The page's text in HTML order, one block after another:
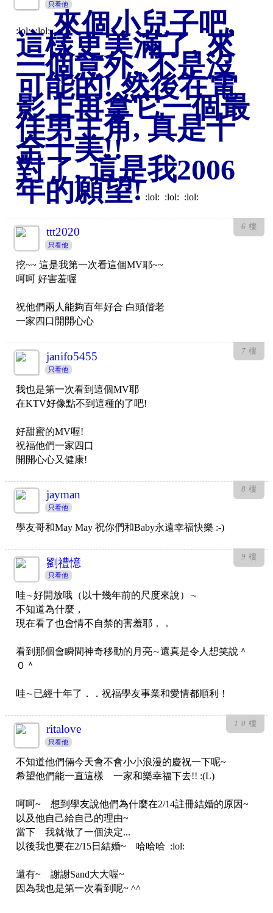
只看他
:lol: :lol:來個小兒子吧,
這樣更美滿了, 來
一個意外, 不是沒
可能的! 然後在電
影上再拿它一個最
佳男主角, 真是十
全十美!!
對了, 這是我2006
年的願望! :lol: :lol: :lol:
6 樓
ttt2020
只看他
挖~~ 這是我第一次看這個MV耶~~
呵呵 好害羞喔
祝他們兩人能夠百年好合 白頭偕老
一家四口開開心心
7 樓
janifo5455
只看他
我也是第一次看到這個MV耶
在KTV好像點不到這種的了吧!
好甜蜜的MV喔!
祝福他們一家四口
開開心心又健康!
8 樓
jayman
只看他
學友哥和May May 祝你們和Baby永遠幸福快樂 :-)
9 樓
劉禮憶
只看他
哇∼好開放哦（以十幾年前的尺度來說）∼
不知道為什麼，
現在看了也會情不自禁的害羞耶．．
看到那個會瞬間神奇移動的月亮∼還真是令人想笑說＾
０＾
哇∼已經十年了．．祝福學友事業和愛情都順利！
10 樓
ritalove
只看他
不知道他們倆今天會不會小小浪漫的慶祝一下呢~
希望他們能一直這樣 一家和樂幸福下去!! :(L)
呵呵~ 想到學友說他們為什麼在2/14註冊結婚的原因~
以及他自己給自己的理由~
當下 我就做了一個決定...
以後我也要在2/15日結婚~ 哈哈哈 :lol:
還有~ 謝謝Sand大大喔~
因為我也是第一次看到呢~ ^^